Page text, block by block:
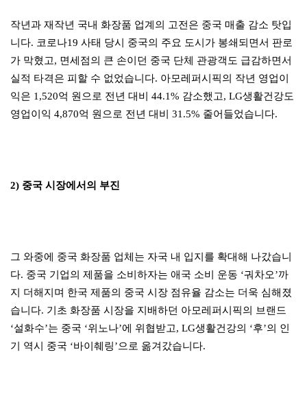
작년과 재작년 국내 화장품 업계의 고전은 중국 매출 감소 탓입
니다. 코로나19 사태 당시 중국의 주요 도시가 봉쇄되면서 판로
가 막혔고, 면세점의 큰 손이던 중국 단체 관광객도 급감하면서
실적 타격은 피할 수 없었습니다. 아모레퍼시픽의 작년 영업이
익은 1,520억 원으로 전년 대비 44.1% 감소했고, LG생활건강도
영업이익 4,870억 원으로 전년 대비 31.5% 줄어들었습니다.
2) 중국 시장에서의 부진
그 와중에 중국 화장품 업체는 자국 내 입지를 확대해 나갔습니
다. 중국 기업의 제품을 소비하자는 애국 소비 운동 ‘궈차오’까
지 더해지며 한국 제품의 중국 시장 점유율 감소는 더욱 심해졌
습니다. 기초 화장품 시장을 지배하던 아모레퍼시픽의 브랜드
‘설화수’는 중국 ‘위노나’에 위협받고, LG생활건강의 ‘후’의 인
기 역시 중국 ‘바이췌링’으로 옮겨갔습니다.